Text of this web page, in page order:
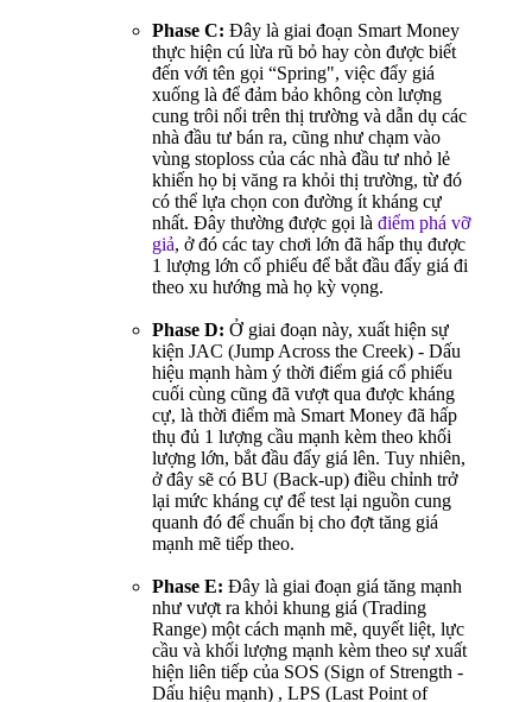
Phase C: Đây là giai đoạn Smart Money
thực hiện cú lừa rũ bỏ hay còn được biết
đến với tên gọi “Spring", việc đẩy giá
xuống là để đảm bảo không còn lượng
cung trôi nổi trên thị trường và dẫn dụ các
nhà đầu tư bán ra, cũng như chạm vào
vùng stoploss của các nhà đầu tư nhỏ lẻ
khiến họ bị văng ra khỏi thị trường, từ đó
có thể lựa chọn con đường ít kháng cự
nhất. Đây thường được gọi là điểm phá vỡ
giả, ở đó các tay chơi lớn đã hấp thụ được
1 lượng lớn cổ phiếu để bắt đầu đẩy giá đi
theo xu hướng mà họ kỳ vọng.
Phase D: Ở giai đoạn này, xuất hiện sự
kiện JAC (Jump Across the Creek) - Dấu
hiệu mạnh hàm ý thời điểm giá cổ phiếu
cuối cùng cũng đã vượt qua được kháng
cự, là thời điểm mà Smart Money đã hấp
thụ đủ 1 lượng cầu mạnh kèm theo khối
lượng lớn, bắt đầu đẩy giá lên. Tuy nhiên,
ở đây sẽ có BU (Back-up) điều chỉnh trở
lại mức kháng cự để test lại nguồn cung
quanh đó để chuẩn bị cho đợt tăng giá
mạnh mẽ tiếp theo.
Phase E: Đây là giai đoạn giá tăng mạnh
như vượt ra khỏi khung giá (Trading
Range) một cách mạnh mẽ, quyết liệt, lực
cầu và khối lượng mạnh kèm theo sự xuất
hiện liên tiếp của SOS (Sign of Strength -
Dấu hiệu mạnh) , LPS (Last Point of